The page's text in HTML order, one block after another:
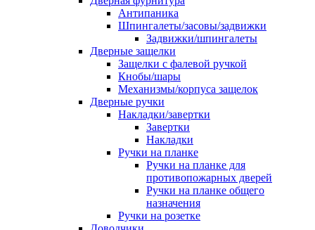
Антипаника
Шпингалеты/засовы/задвижки
Задвижки/шпингалеты
Дверные защелки
Защелки с фалевой ручкой
Кнобы/шары
Механизмы/корпуса защелок
Дверные ручки
Накладки/завертки
Завертки
Накладки
Ручки на планке
Ручки на планке для
противопожарных дверей
Ручки на планке общего
назначения
Ручки на розетке